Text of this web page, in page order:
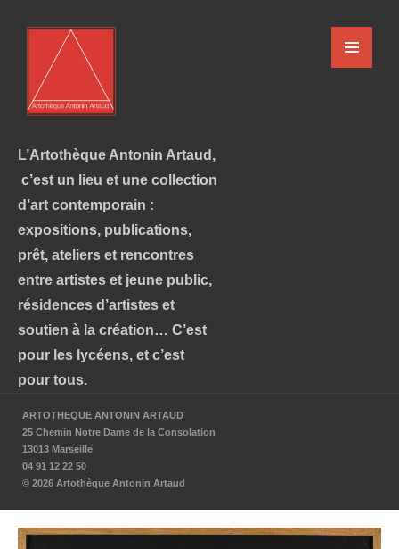
L’Artothèque Antonin Artaud,
c’est un lieu et une collection
d’art contemporain :
expositions, publications,
prêt, ateliers et rencontres
entre artistes et jeune public,
résidences d’artistes et
soutien à la création… C’est
pour les lycéens, et c’est
pour tous.
ARTOTHEQUE ANTONIN ARTAUD
25 Chemin Notre Dame de la Consolation
13013 Marseille
04 91 12 22 50
© 2026 Artothèque Antonin Artaud